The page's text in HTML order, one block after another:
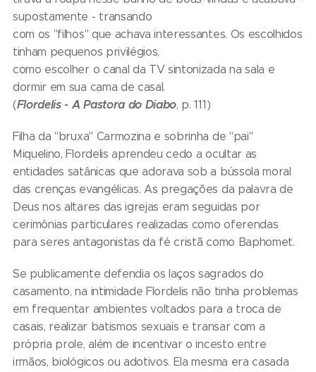
supostamente - transando
com os "filhos" que achava interessantes. Os escolhidos
tinham pequenos privilégios,
como escolher o canal da TV sintonizada na sala e
dormir em sua cama de casal.
(Flordelis - A Pastora do Diabo, p. 111)
Filha da "bruxa" Carmozina e sobrinha de "pai"
Miquelino, Flordelis aprendeu cedo a ocultar as
entidades satânicas que adorava sob a bússola moral
das crenças evangélicas. As pregações da palavra de
Deus nos altares das igrejas eram seguidas por
cerimônias particulares realizadas como oferendas
para seres antagonistas da fé cristã como Baphomet.
Se publicamente defendia os laços sagrados do
casamento, na intimidade Flordelis não tinha problemas
em frequentar ambientes voltados para a troca de
casais, realizar batismos sexuais e transar com a
própria prole, além de incentivar o incesto entre
irmãos, biológicos ou adotivos. Ela mesma era casada